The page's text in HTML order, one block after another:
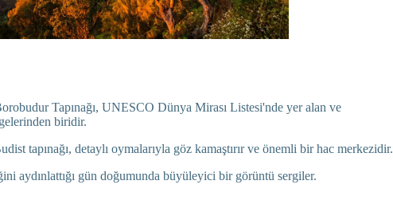
Tapınağı, UNESCO Dünya Mirası Listesi'nde yer alan ve
biridir.
tapınağı, detaylı oymalarıyla göz kamaştırır ve önemli bir hac merkezidir.
aydınlattığı gün doğumunda büyüleyici bir görüntü sergiler.